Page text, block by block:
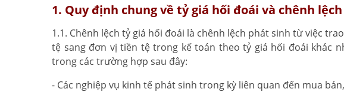
1. Quy định chung về tỷ giá hối đoái và chênh
1.1. Chênh lệch tỷ giá hối đoái là chênh lệch phát sinh từ việc
tệ sang đơn vị tiền tệ trong kế toán theo tỷ giá hối đoái khác
trong các trường hợp sau đây:
- Các nghiệp vụ kinh tế phát sinh trong kỳ liên quan đến mua